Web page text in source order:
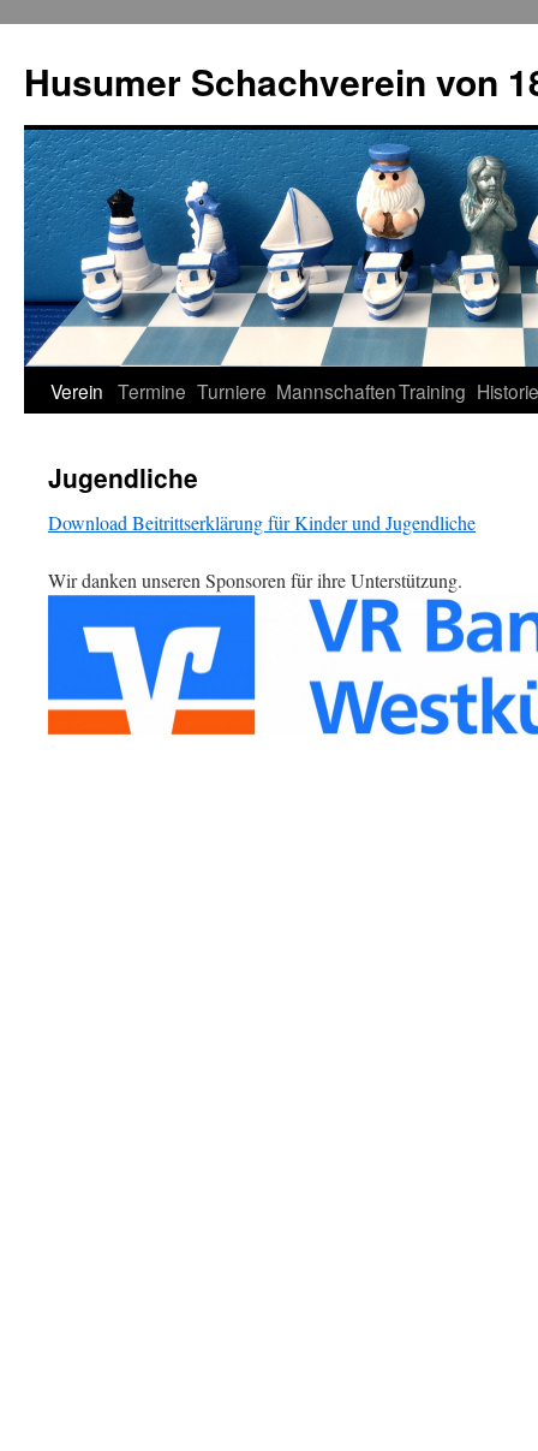
springen
Husumer Schachverein von
Verein Termine Turniere MannschaftenTraining Historie
Jugendliche
Download Beitrittserklärung für Kinder und Jugendliche
Wir danken unseren Sponsoren für ihre Unterstützung.